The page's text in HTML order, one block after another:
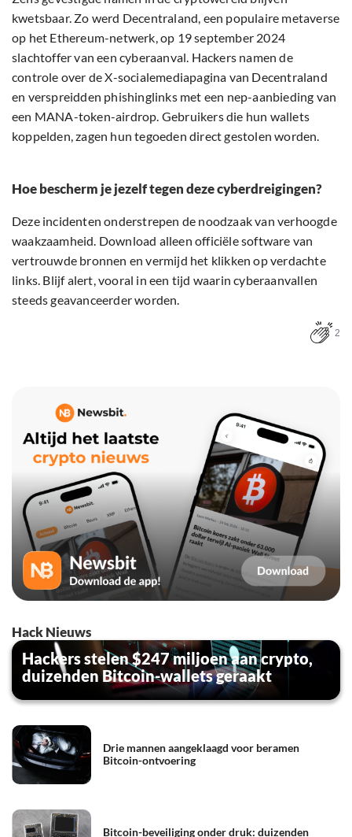
kwetsbaar. Zo werd Decentraland, een populaire metaverse
op het Ethereum-netwerk, op 19 september 2024
slachtoffer van een cyberaanval. Hackers namen de
controle over de X-socialemediapagina van Decentraland
en verspreidden phishinglinks met een nep-aanbieding van
een MANA-token-airdrop. Gebruikers die hun wallets
koppelden, zagen hun tegoeden direct gestolen worden.
Hoe bescherm je jezelf tegen deze cyberdreigingen?
Deze incidenten onderstrepen de noodzaak van verhoogde
waakzaamheid. Download alleen officiële software van
vertrouwde bronnen en vermijd het klikken op verdachte
links. Blijf alert, vooral in een tijd waarin cyberaanvallen
steeds geavanceerder worden.
2
Hack Nieuws
Hackers stelen $247 miljoen aan crypto,
duizenden Bitcoin-wallets geraakt
Drie mannen aangeklaagd voor beramen
Bitcoin-ontvoering
Bitcoin-beveiliging onder druk: duizenden